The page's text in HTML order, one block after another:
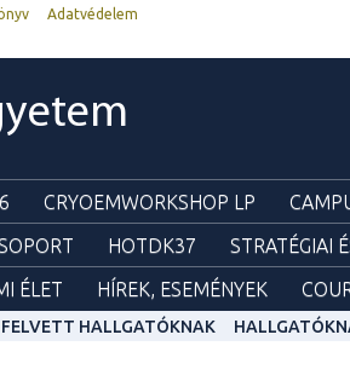
Adatvédelem
CRYOEMWORKSHOP LP
HOTDK37 STRATÉGIAI
ÉLET HÍREK, ESEMÉNYEK
FELVETT HALLGATÓKNAK